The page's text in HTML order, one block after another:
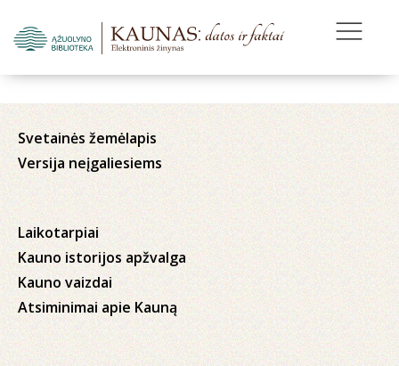
Svetainės žemėlapis
Versija neįgaliesiems
Laikotarpiai
Kauno istorijos apžvalga
Kauno vaizdai
Atsiminimai apie Kauną